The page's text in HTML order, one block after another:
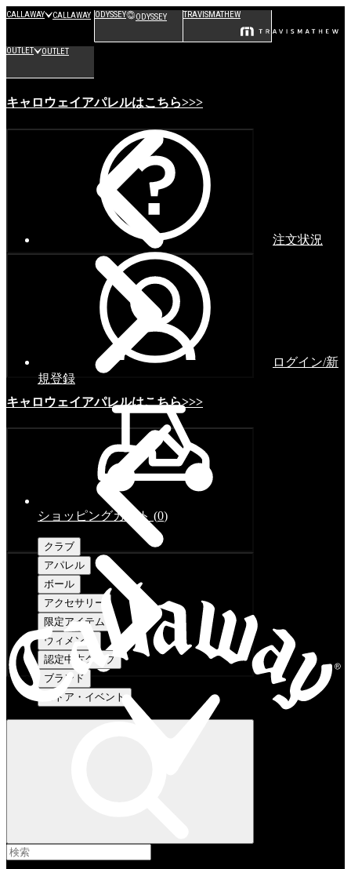
CALLAWAY CALLAWAY ODYSSEY ODYSSEY TRAVISMATHEW
OUTLET OUTLET
キャロウェイアパレルはこちら>>>
キャロウェイアパレルはこちら>>>
注文状況
ログイン/新
規登録
ショッピングカート (0)
クラブ
アパレル
ボール
アクセサリー
限定アイテム
ウィメンズ
認定中古クラブ
ブランド
ストア・イベント